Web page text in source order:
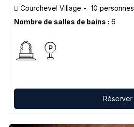
Courchevel Village 10 personnes
Nombre de salles de bains : 6
Réserver